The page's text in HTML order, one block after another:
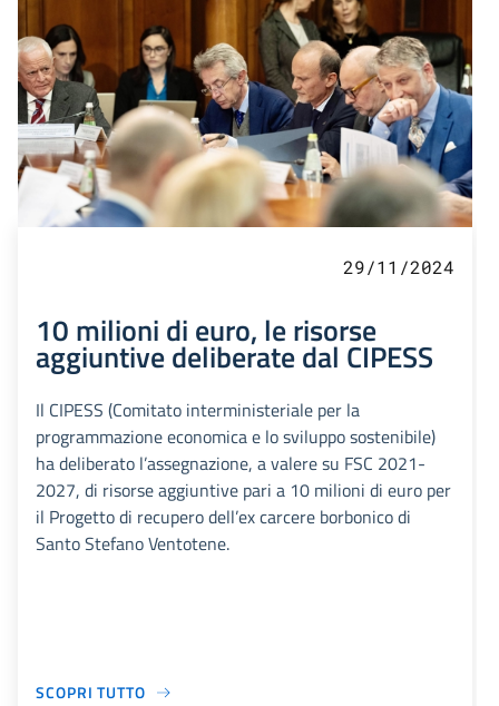
29/11/2024
10 milioni di euro, le risorse
aggiuntive deliberate dal CIPESS
Il CIPESS (Comitato interministeriale per la
programmazione economica e lo sviluppo sostenibile)
ha deliberato l’assegnazione, a valere su FSC 2021-
2027, di risorse aggiuntive pari a 10 milioni di euro per
il Progetto di recupero dell’ex carcere borbonico di
Santo Stefano Ventotene.
SCOPRI TUTTO